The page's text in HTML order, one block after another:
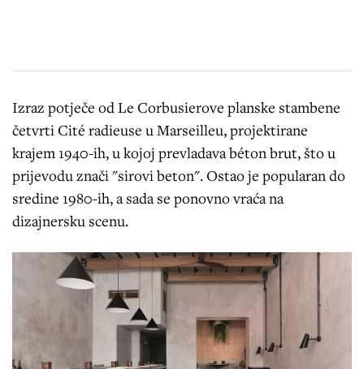
Izraz potječe od Le Corbusierove planske stambene
četvrti Cité radieuse u Marseilleu, projektirane
krajem 1940-ih, u kojoj prevladava béton brut, što u
prijevodu znači "sirovi beton". Ostao je popularan do
sredine 1980-ih, a sada se ponovno vraća na
dizajnersku scenu.